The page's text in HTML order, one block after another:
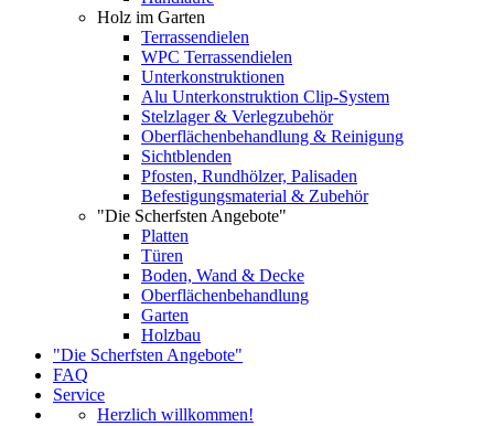
Holz im Garten
Terrassendielen
WPC Terrassendielen
Unterkonstruktionen
Alu Unterkonstruktion Clip-System
Stelzlager & Verlegzubehör
Oberflächenbehandlung & Reinigung
Sichtblenden
Pfosten, Rundhölzer, Palisaden
Befestigungsmaterial & Zubehör
"Die Scherfsten Angebote"
Platten
Türen
Boden, Wand & Decke
Oberflächenbehandlung
Garten
Holzbau
"Die Scherfsten Angebote"
FAQ
Service
Herzlich willkommen!